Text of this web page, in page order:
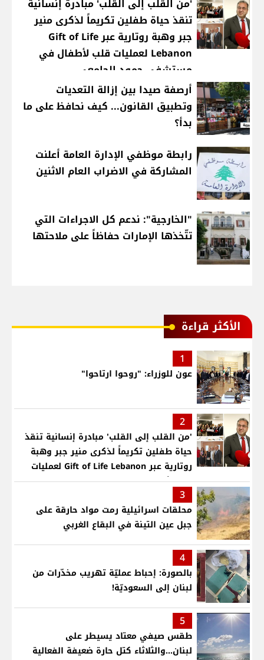
'من القلب إلى القلب' مبادرة إنسانية
تنقذ حياة طفلين تكريماً لذكرى منير
جبر وهبة روتارية عبر Gift of Life
Lebanon لعمليات قلب لأطفال في
مستشفى حمود الجامعي
أرصفة صيدا بين إزالة التعديات
وتطبيق القانون... كيف نحافظ على ما
بدأ؟
رابطة موظفي الإدارة العامة أعلنت
المشاركة في الاضراب العام الاثنين
"الخارجية": ندعم كل الاجراءات التي
تتّخذها الإمارات حفاظاً على ملاحتها
الأكثر قراءة
1
عون للوزراء: "روحوا ارتاحوا"
2
'من القلب إلى القلب' مبادرة إنسانية تنقذ
حياة طفلين تكريماً لذكرى منير جبر وهبة
روتارية عبر Gift of Life Lebanon لعمليات
قلب لأطفال في مستشفى حمود الجامعي
3
محلقات اسرائيلية رمت مواد حارقة على
جبل عين التينة في البقاع الغربي
4
بالصورة: إحباط عمليّة تهريب مخدّرات من
لبنان إلى السعوديّة!
5
طقس صيفي معتاد يسيطر على
لبنان...والثلاثاء كتل حارة ضعيفة الفعالية